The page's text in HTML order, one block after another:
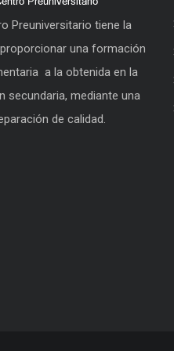
Preuniversitario tiene la
una formación
a la obtenida en la
secundaria, mediante una
de calidad.